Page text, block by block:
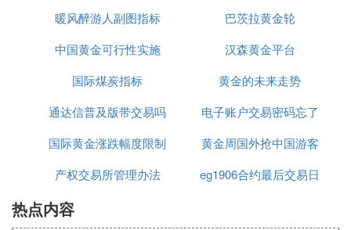
我如何在股市赚了200万.pdf
投机教父尼德霍夫回忆录索罗斯操盘手的自白.PDF
投机者的扑克.pdf
期货交易的秘密.pdf
暖风醉游人副图指标
巴茨拉黄金轮
中国黄金可行性实施
汉森黄金平台
国际煤炭指标
黄金的未来走势
通达信普及版带交易吗
电子账户交易密码忘了
国际黄金涨跌幅度限制
黄金周国外抢中国游客
产权交易所管理办法
eg1906合约最后交易日
热点内容